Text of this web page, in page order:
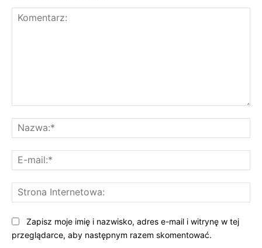
Zapisz moje imię i nazwisko, adres e-mail i witrynę w tej
przeglądarce, aby następnym razem skomentować.